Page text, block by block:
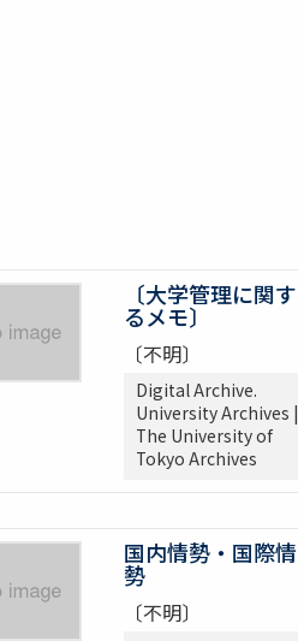
〔大学管理に関す
るメモ〕
〔不明〕
Digital Archive.
University Archives |
The University of
Tokyo Archives
国内情勢・国際情
勢
〔不明〕